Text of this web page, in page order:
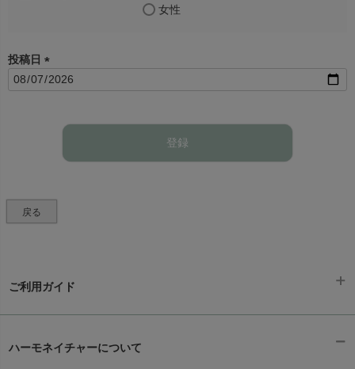
女性
投稿日
(
登録
戻る
ご利用ガイド
ハーモネイチャーについて